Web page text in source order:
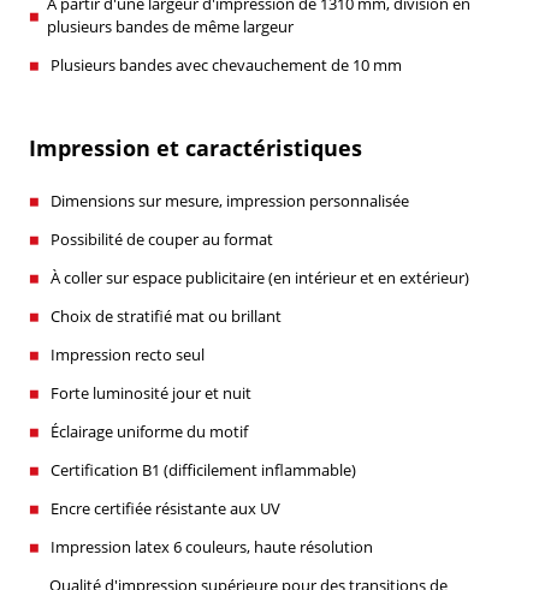
plusieurs bandes de même largeur
Plusieurs bandes avec chevauchement de 10 mm
Impression et caractéristiques
Dimensions sur mesure, impression personnalisée
Possibilité de couper au format
À coller sur espace publicitaire (en intérieur et en extérieur)
Choix de stratifié mat ou brillant
Impression recto seul
Forte luminosité jour et nuit
Éclairage uniforme du motif
Certification B1 (difficilement inflammable)
Encre certifiée résistante aux UV
Impression latex 6 couleurs, haute résolution
Qualité d'impression supérieure pour des transitions de